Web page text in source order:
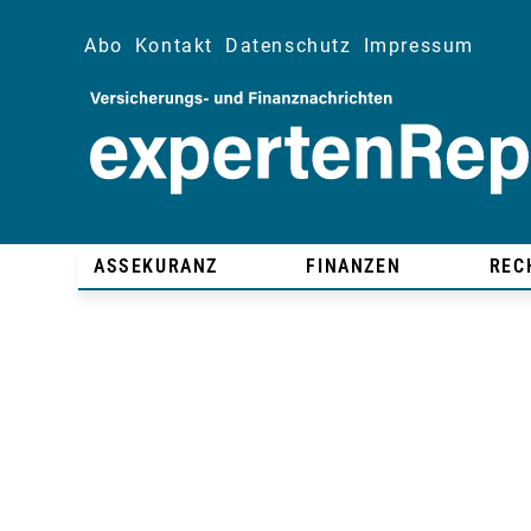
Abo Kontakt Datenschutz Impressum
ASSEKURANZ FINANZEN